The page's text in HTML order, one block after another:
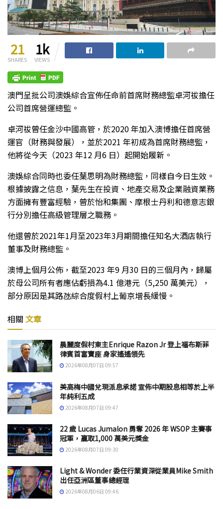
21
SHARES
1k
VIEWS
澳門呈批公司澳娛綜合宣佈任命前首席財務總監卓河祓擔任
公司首席營運總監。
卓河祓曾任金沙中國高管，於2020 年加入澳博擔任首席營
運官（財務與發展），並於2021 年初成為首席財務總監，
他將從今天（2023 年12 月6 日）起開始履新。
澳娛綜合同時也委任葉思明為財務總監，同樣自今日生效。
根據披露之信息，葉先生在投資、地產交易及企業融資業務
方面擁有豐富經驗，曾於怡和集團、摩根士丹利和德意志銀
行分別擔任高級管理層之職務。
他還曾於2021年1月至2023年3月期間擔任知名大酒店執行
董事及財務總監。
澳博上個月公佈，截至2023 年9 月30 日的三個月內，歸屬
於母公司所有者應佔虧損為4.1 億港元（5,250 萬美元），
部分原因是其路氹綜合度假村上葡京增長緩慢。
相關 文章
晨麗度假村東主Enrique Razon Jr 登上福布斯菲
律賓首富寶座 身家遙遙領先
2026年08月07日 09:57
美高梅中國兌現派息承諾 宣佈中期股息相等於上半
年純利五成
2026年08月07日 09:47
22 歲 Lucas Jumalon 勇奪 2026 年 WSOP 主賽事
冠軍，贏取1,000 萬美元獎金
2026年08月07日 09:30
Light & Wonder 委任行業資深從業員Mike Smith
出任亞洲區董事總經理
2026年08月06日 09:46